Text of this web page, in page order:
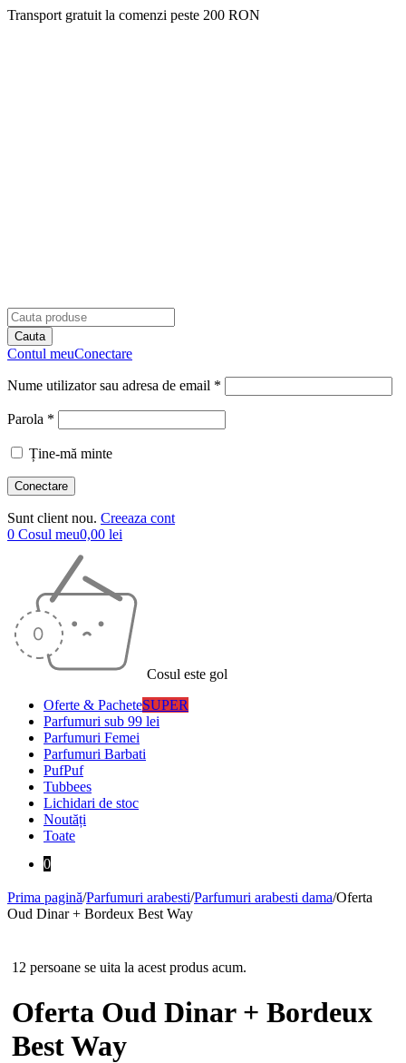
Transport gratuit la comenzi peste 200 RON
Contul meuConectare
Nume utilizator sau adresa de email *
Parola *
Ține-mă minte
Sunt client nou. Creeaza cont
0 Cosul meu0,00 lei
Cosul este gol
Oferte & PacheteSUPER
Parfumuri sub 99 lei
Parfumuri Femei
Parfumuri Barbati
PufPuf
Tubbees
Lichidari de stoc
Noutăți
Toate
0
Prima pagină/Parfumuri arabesti/Parfumuri arabesti dama/Oferta
Oud Dinar + Bordeux Best Way
12 persoane se uita la acest produs acum.
Oferta Oud Dinar + Bordeux
Best Way